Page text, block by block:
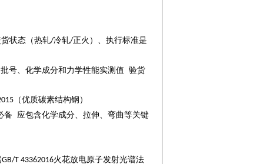
状态（热轧/冷轧/正火）、执行标准是
号、化学成分和力学性能实测值 验货
（优质碳素结构钢）
备 应包含化学成分、拉伸、弯曲等关键
GB/T 43362016火花放电原子发射光谱法